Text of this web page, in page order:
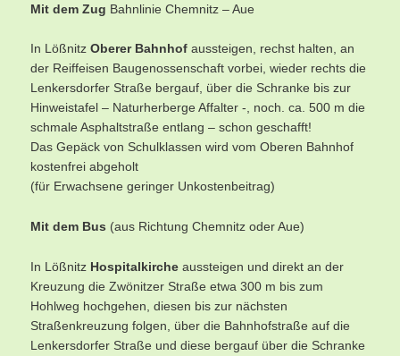
Mit dem Zug Bahnlinie Chemnitz – Aue
In LößnitzOberer Bahnhof aussteigen, rechst halten, an
der Reiffeisen Baugenossenschaft vorbei, wieder rechts die
Lenkersdorfer Straße bergauf, über die Schranke bis zur
Hinweistafel – Naturherberge Affalter -, noch. ca. 500 m die
schmale Asphaltstraße entlang – schon geschafft!
Das Gepäck von Schulklassen wird vom Oberen Bahnhof
kostenfrei abgeholt
(für Erwachsene geringer Unkostenbeitrag)
Mit dem Bus (aus Richtung Chemnitz oder Aue)
In Lößnitz Hospitalkirche aussteigen und direkt an der
Kreuzung die Zwönitzer Straße etwa 300 m bis zum
Hohlweg hochgehen, diesen bis zur nächsten
Straßenkreuzung folgen, über die Bahnhofstraße auf die
Lenkersdorfer Straße und diese bergauf über die Schranke